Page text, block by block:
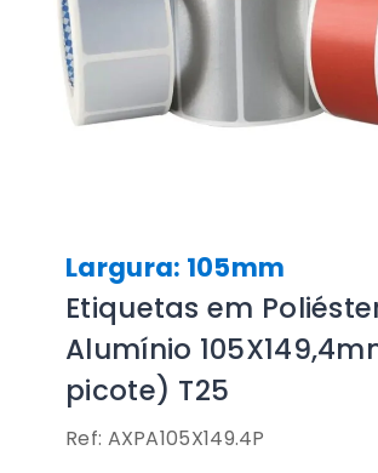
Largura: 105mm
Etiquetas em
Alumínio
picote) T25
Ref: AXPA105X149.4P